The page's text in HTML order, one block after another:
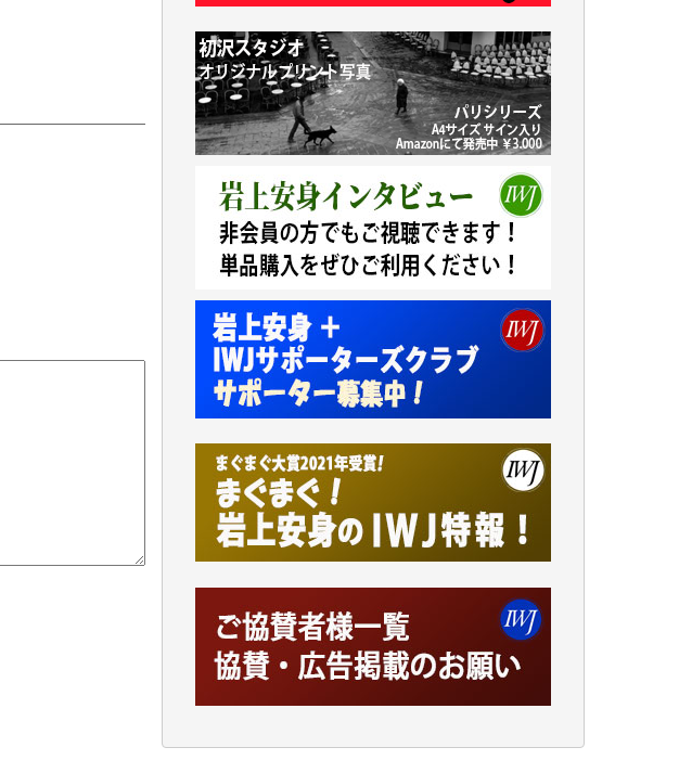
吉住俊昭 様
徳山匡 様
金 盛起 様
塩川 晃平 様
松本益美 様
及川昭男 様
岩井祐子 様
藤田英之 様
藤岡比左志 様
小池説夫 様
アオキカナメ 様
諸般の事情によりIWJ会費払えず今は非会員
です。市民側に立つ講演会にIWJのカメラマ
われるのはあまりにもったいない。少しでも
お役立てください。（H.O.様）
今日、僅かですがカンパしました。（T.M.
様）
今日、僅かですがカンパしました。IWJの危
機を乗り切るには到底及ばない額ですが病気
の妻を抱えている私にとっては精一杯のカン
パです。